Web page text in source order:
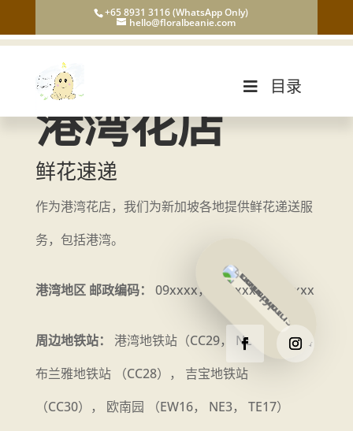
+65 8931 3116 (WhatsApp Only)
hello@floralbeanie.com
目录
港湾花店
鲜花速递
作为港湾花店，我们为新加坡各地提供鲜花递送服
务，包括港湾。
港湾地区 邮政编码： 09xxxx， 10xxxx， 16xxxx
周边地铁站：
港湾地铁站（CC29， NE1）， 直落
布兰雅地铁站 （CC28）， 吉宝地铁站
（CC30）， 欧南园 （EW16， NE3， TE17）